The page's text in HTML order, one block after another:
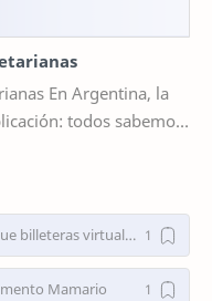
la
¿Que billeteras virtuales dan préstamos personales en Argentina?
Mamario